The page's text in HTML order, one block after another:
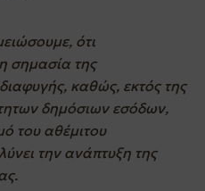
ότι
σημασία της
καθώς, εκτός της
δημόσιων εσόδων,
του αθέμιτου
την ανάπτυξη της